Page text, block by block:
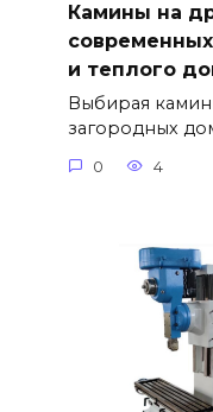
Камины на
и теплого
Выбирая
загородных
0 4